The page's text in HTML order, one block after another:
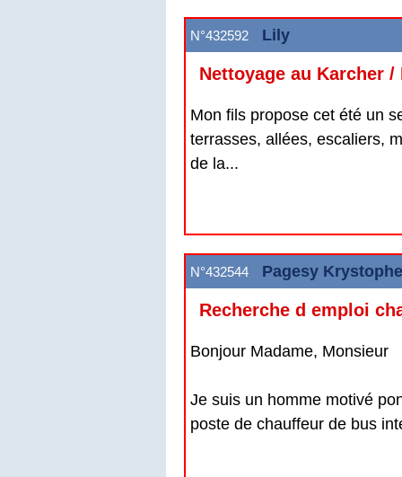
N°432592 Lily
Nettoyage au Karcher /
Mon fils propose cet été un
terrasses, allées, escaliers,
de la...
N°432544 Pagesy
Recherche d emploi
Bonjour Madame, Monsieur
Je suis un homme motivé
poste de chauffeur de bus